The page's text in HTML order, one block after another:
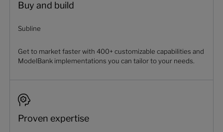
Buy and build
Subline
Get to market faster with 400+ customizable capabilities and
ModelBank implementations you can tailor to your needs.
Proven expertise